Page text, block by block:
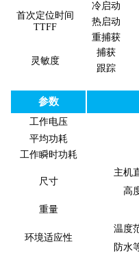
首次定位时间
TTFF
冷启动
热启动
重捕获
灵敏度
捕获
跟踪
参数
工作电压
平均功耗
工作瞬时功耗
尺寸
主机
高
重量
环境适应性
温度
防水